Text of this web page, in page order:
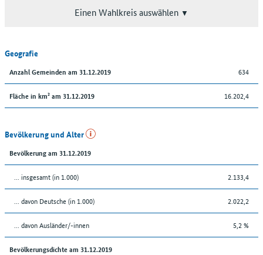
Einen Wahlkreis auswählen
Geografie
Anzahl Gemeinden am 31.12.2019 634
Fläche in km² am 31.12.2019 16.202,4
Bevölkerung und Alter
Bevölkerung am 31.12.2019
... insgesamt (in 1.000) 2.133,4
... davon Deutsche (in 1.000) 2.022,2
... davon Ausländer/-innen 5,2 %
Bevölkerungsdichte am 31.12.2019